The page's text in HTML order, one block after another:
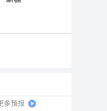
多预报